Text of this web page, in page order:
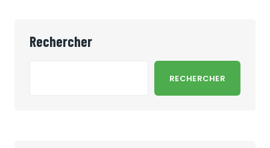
Rechercher
RECHERCHER